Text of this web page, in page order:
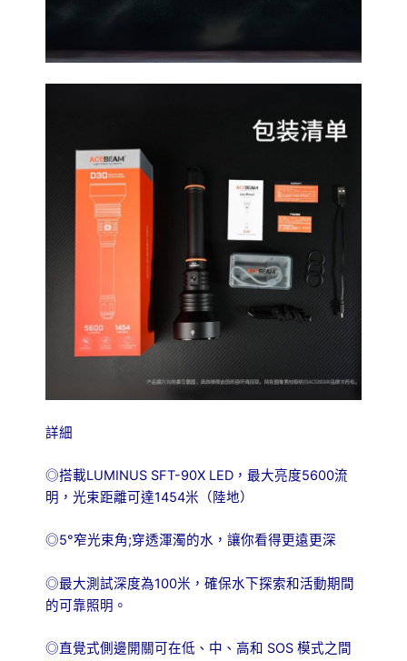
詳細
◎搭載LUMINUS SFT-90X LED ，最大亮度5600流
明，光束距離可達1454米（陸地）
◎5°窄光束角;穿透渾濁的水，讓你看得更遠更深
◎最大測試深度為100米，確保水下探索和活動期間
的可靠照明。
◎直覺式側邊開關可在低、中、高和 SOS 模式之間